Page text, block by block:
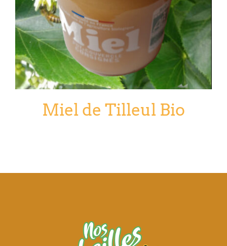
Miel de Tilleul Bio